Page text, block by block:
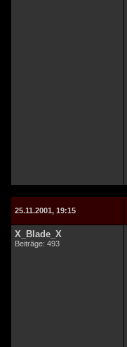
25.11.2001, 19:15
X_Blade_X
Beiträge: 493